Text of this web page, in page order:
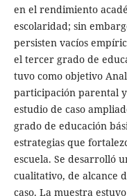
en el rendimiento
escolaridad; sin
persisten vacíos
el tercer grado de
tuvo como objetivo
participación parental
estudio de caso
grado de educación
estrategias que
escuela. Se desarrolló
cualitativo, de alcance
caso. La muestra